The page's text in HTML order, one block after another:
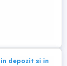
operatori CNC
tehnic cu
fabrica din Brasov
Locul de munca
...
depozit si in